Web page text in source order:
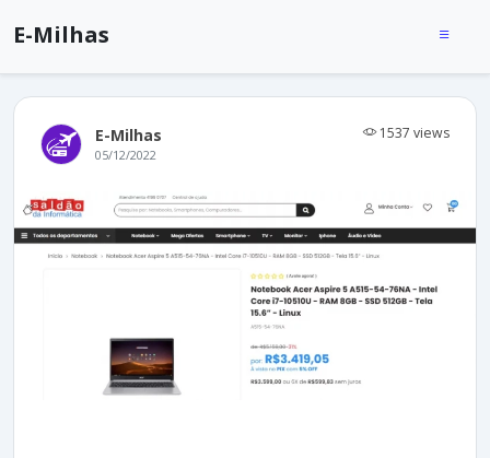
E-Milhas
E-Milhas 1537 views
05/12/2022